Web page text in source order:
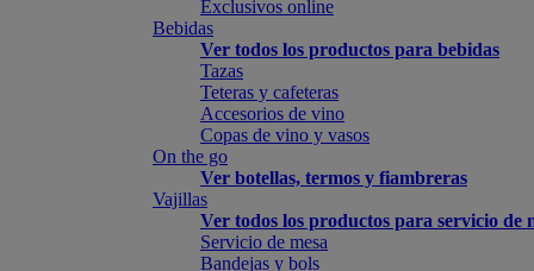
Exclusivos online
Bebidas
Ver todos los productos para bebidas
Tazas
Teteras y cafeteras
Accesorios de vino
Copas de vino y vasos
On the go
Ver botellas, termos y fiambreras
Vajillas
Ver todos los productos para servicio de
Servicio de mesa
Bandejas y bols